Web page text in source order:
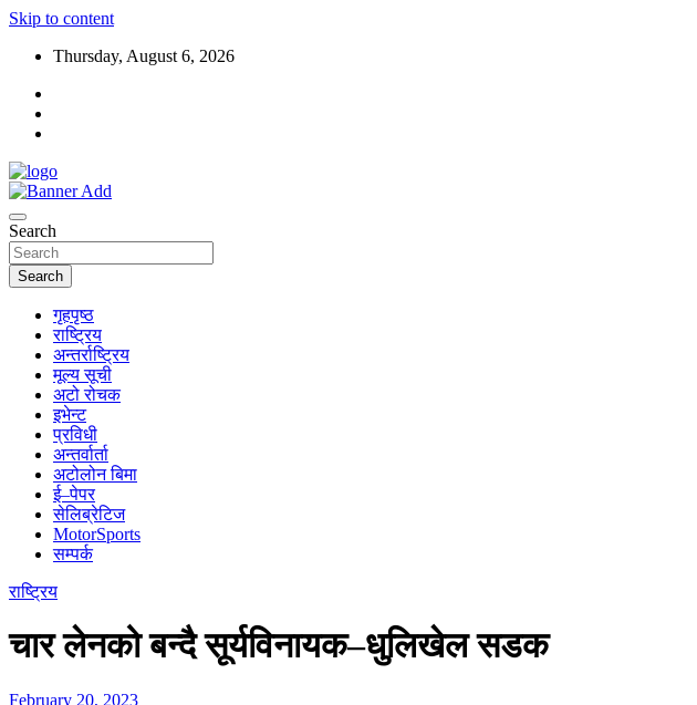
Skip to content
Thursday, August 6, 2026
Search
Search
गृहपृष्ठ
राष्ट्रिय
अन्तर्राष्ट्रिय
मूल्य सूची
अटो रोचक
इभेन्ट
प्रविधी
अन्तर्वार्ता
अटोलोन बिमा
ई–पेपर
सेलिब्रेटिज
MotorSports
सम्पर्क
राष्ट्रिय
चार लेनको बन्दै सूर्यविनायक–धुलिखेल सडक
February 20, 2023